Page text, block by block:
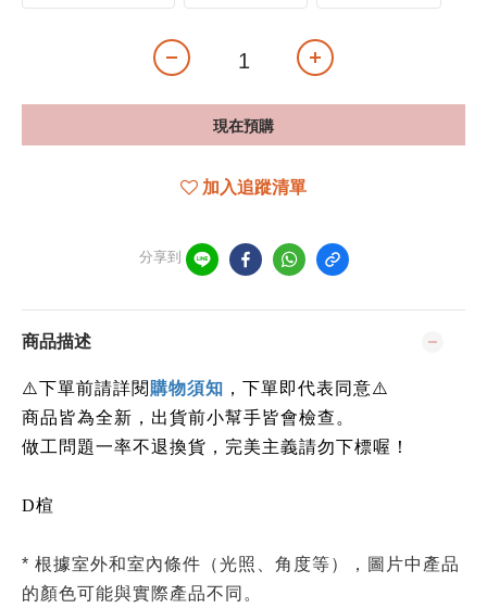
現在預購
加入追蹤清單
分享到
商品描述
⚠️下單前請詳閱購物須知 ，下單即代表同意⚠️
商品皆為全新，出貨前小幫手皆會檢查。
做工問題一率不退換貨，完美主義請勿下標喔！
D楦
* 根據室外和室內條件（光照、角度等），圖片中產品
的顏色可能與實際產品不同。